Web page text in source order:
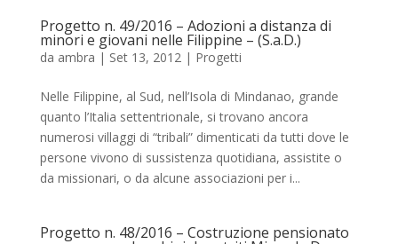
Progetto n. 49/2016 – Adozioni a distanza di
minori e giovani nelle Filippine – (S.a.D.)
da ambra | Set 13, 2012| Progetti
Nelle Filippine, al Sud, nell’Isola di Mindanao, grande
quanto l’Italia settentrionale, si trovano ancora
numerosi villaggi di “tribali” dimenticati da tutti dove le
persone vivono di sussistenza quotidiana, assistite o
da missionari, o da alcune associazioni per i...
Progetto n. 48/2016 – Costruzione pensionato